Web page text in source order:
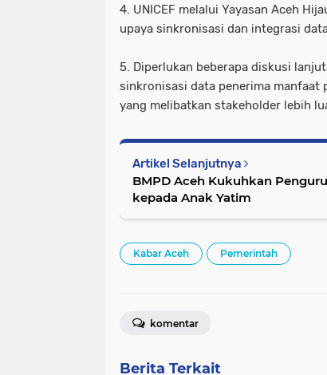
4. UNICEF melalui Yayasan Aceh
upaya sinkronisasi dan integrasi
5. Diperlukan beberapa diskusi
sinkronisasi data penerima manfaat
yang melibatkan stakeholder lebih
Artikel Selanjutnya
BMPD Aceh Kukuhkan
kepada Anak Yatim
Kabar Aceh Pemerintah
komentar
Berita Terkait